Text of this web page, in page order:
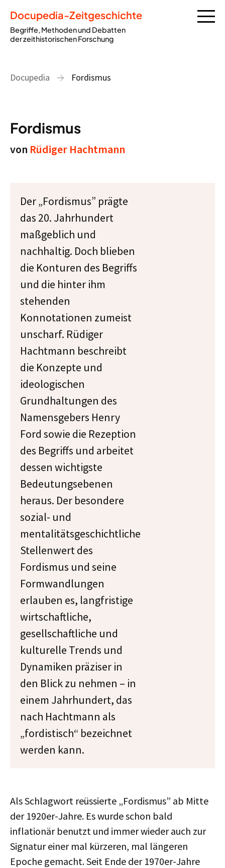
Docupedia-Zeitgeschichte
Begriffe, Methoden und Debatten
der zeithistorischen Forschung
Docupedia Fordismus
Fordismus
von Rüdiger Hachtmann
Der „Fordismus” prägte
das 20. Jahrhundert
maßgeblich und
nachhaltig. Doch blieben
die Konturen des Begriffs
und die hinter ihm
stehenden
Konnotationen zumeist
unscharf. Rüdiger
Hachtmann beschreibt
die Konzepte und
ideologischen
Grundhaltungen des
Namensgebers Henry
Ford sowie die Rezeption
des Begriffs und arbeitet
dessen wichtigste
Bedeutungsebenen
heraus. Der besondere
sozial- und
mentalitätsgeschichtliche
Stellenwert des
Fordismus und seine
Formwandlungen
erlauben es, langfristige
wirtschaftliche,
gesellschaftliche und
kulturelle Trends und
Dynamiken präziser in
den Blick zu nehmen – in
einem Jahrhundert, das
nach Hachtmann als
„fordistisch“ bezeichnet
werden kann.
Als Schlagwort reüssierte „Fordismus” ab Mitte
der 1920er-Jahre. Es wurde schon bald
inflationär benutzt und immer wieder auch zur
Signatur einer mal kürzeren, mal längeren
Epoche gemacht. Seit Ende der 1970er-Jahre